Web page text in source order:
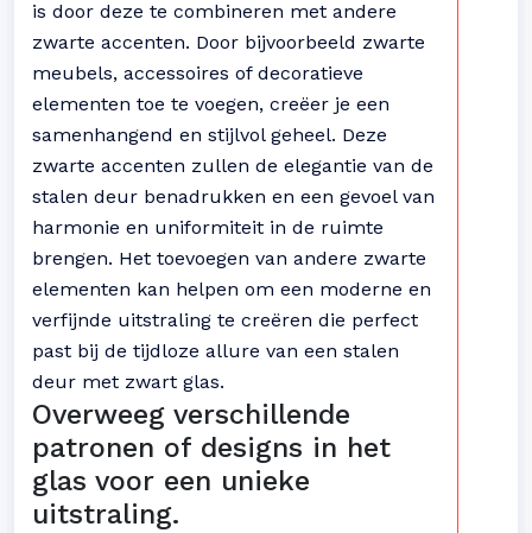
is door deze te combineren met andere
zwarte accenten. Door bijvoorbeeld zwarte
meubels, accessoires of decoratieve
elementen toe te voegen, creëer je een
samenhangend en stijlvol geheel. Deze
zwarte accenten zullen de elegantie van de
stalen deur benadrukken en een gevoel van
harmonie en uniformiteit in de ruimte
brengen. Het toevoegen van andere zwarte
elementen kan helpen om een moderne en
verfijnde uitstraling te creëren die perfect
past bij de tijdloze allure van een stalen
deur met zwart glas.
Overweeg verschillende
patronen of designs in het
glas voor een unieke
uitstraling.